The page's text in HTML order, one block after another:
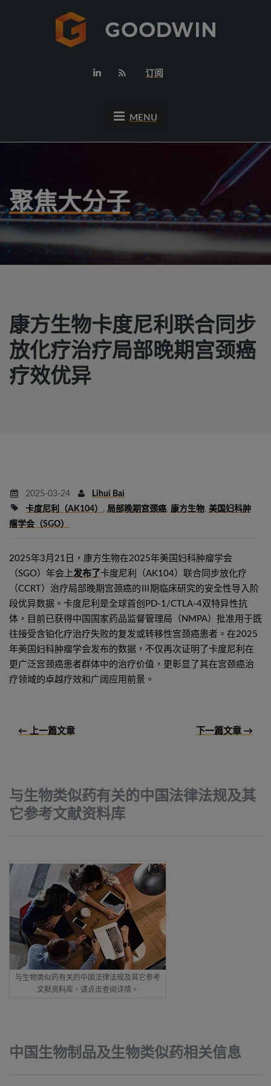
订阅
MENU
聚焦大分子
康方生物卡度尼利联合同步
放化疗治疗局部晚期宫颈癌
疗效优异
2025-03-24
Lihui Bai
卡度尼利（AK104）
, 局部晚期宫颈癌, 康方生物, 美国妇科肿
瘤学会（SGO）
2025年3月21日，康方生物在2025年美国妇科肿瘤学会
（SGO）年会上发布了卡度尼利（AK104）联合同步放化疗
（CCRT）治疗局部晚期宫颈癌的Ⅲ期临床研究的安全性导入阶
段优异数据。卡度尼利是全球首创PD-1/CTLA-4双特异性抗
体，目前已获得中国国家药品监督管理局（NMPA）批准用于既
往接受含铂化疗治疗失败的复发或转移性宫颈癌患者。在2025
年美国妇科肿瘤学会发布的数据，不仅再次证明了卡度尼利在
更广泛宫颈癌患者群体中的治疗价值，更彰显了其在宫颈癌治
疗领域的卓越疗效和广阔应用前景。
← 上一篇文章 下一篇文章 →
与生物类似药有关的中国法律法规及其
它参考文献资料库
与生物类似药有关的中国法律法规及其它参考
文献资料库，请点击查阅详情。
中国生物制品及生物类似药相关信息